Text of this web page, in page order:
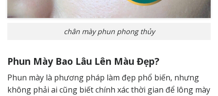
chân mày phun phong thủy
Phun Mày Bao Lâu Lên Màu Đẹp?
Phun mày là phương pháp làm đẹp phổ biến, nhưng
không phải ai cũng biết chính xác thời gian để lông mày